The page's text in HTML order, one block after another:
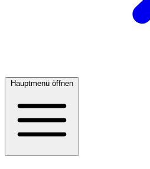
Hauptmenü öffnen